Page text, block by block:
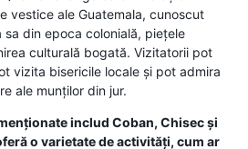
vestice ale Guatemala, cunoscut
din epoca colonială, piețele
culturală bogată. Vizitatorii pot
vizita bisericile locale și pot admira
ale munților din jur.
includ Coban, Chisec și
o varietate de activități, cum ar